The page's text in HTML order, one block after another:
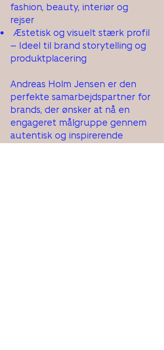
fashion, beauty, interiør og
rejser
Æstetisk og visuelt stærk profil
– Ideel til brand storytelling og
produktplacering
Andreas Holm Jensen er den
perfekte samarbejdspartner for
brands, der ønsker at nå en
engageret målgruppe gennem
autentisk og inspirerende